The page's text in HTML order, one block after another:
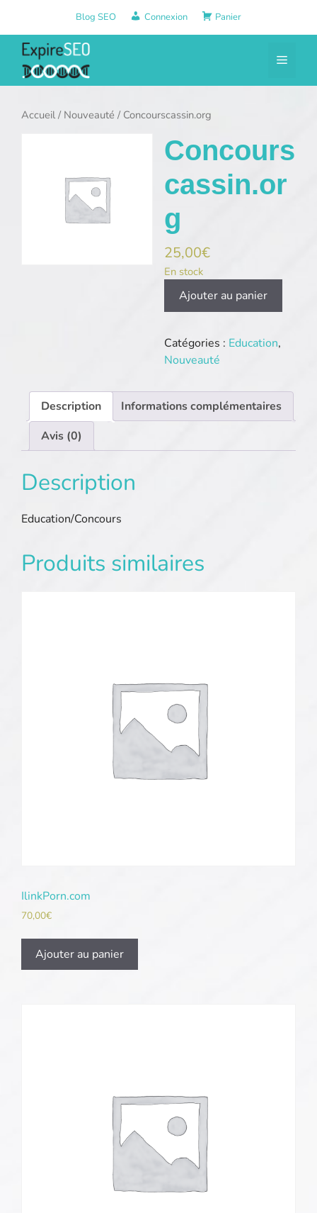
contenu
Blog SEO Connexion Panier
Menu
Accueil/ Nouveauté / Concourscassin.org
Concours
cassin.or
g
25,00€
En stock
quantité
Ajouter au panier
Catégories : Education,
Nouveauté
Description
Informations complémentaires
Avis (0)
Description
Education/Concours
Produits similaires
IlinkPorn.com
70,00€
Ajouter au panier